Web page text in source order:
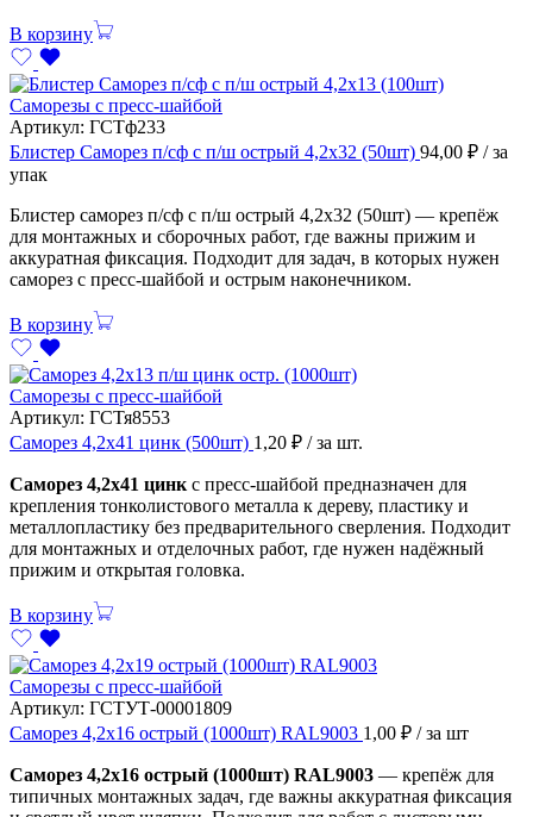
В корзину
Саморезы с пресс-шайбой
Артикул: ГСТф233
Блистер Саморез п/сф с п/ш острый 4,2х32 (50шт) 94,00 ₽ / за
упак
Блистер саморез п/сф с п/ш острый 4,2х32 (50шт) — крепёж
для монтажных и сборочных работ, где важны прижим и
аккуратная фиксация. Подходит для задач, в которых нужен
саморез с пресс-шайбой и острым наконечником.
В корзину
Саморезы с пресс-шайбой
Артикул: ГСТя8553
Саморез 4,2х41 цинк (500шт) 1,20 ₽ / за шт.
Саморез 4,2х41 цинк с пресс-шайбой предназначен для
крепления тонколистового металла к дереву, пластику и
металлопластику без предварительного сверления. Подходит
для монтажных и отделочных работ, где нужен надёжный
прижим и открытая головка.
В корзину
Саморезы с пресс-шайбой
Артикул: ГСТУТ-00001809
Саморез 4,2х16 острый (1000шт) RAL9003 1,00 ₽ / за шт
Саморез 4,2х16 острый (1000шт) RAL9003 — крепёж для
типичных монтажных задач, где важны аккуратная фиксация